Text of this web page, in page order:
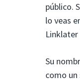
público.
lo veas
Linklater
Su
como